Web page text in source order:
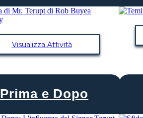
Visualizza Attività
Prima e Dopo